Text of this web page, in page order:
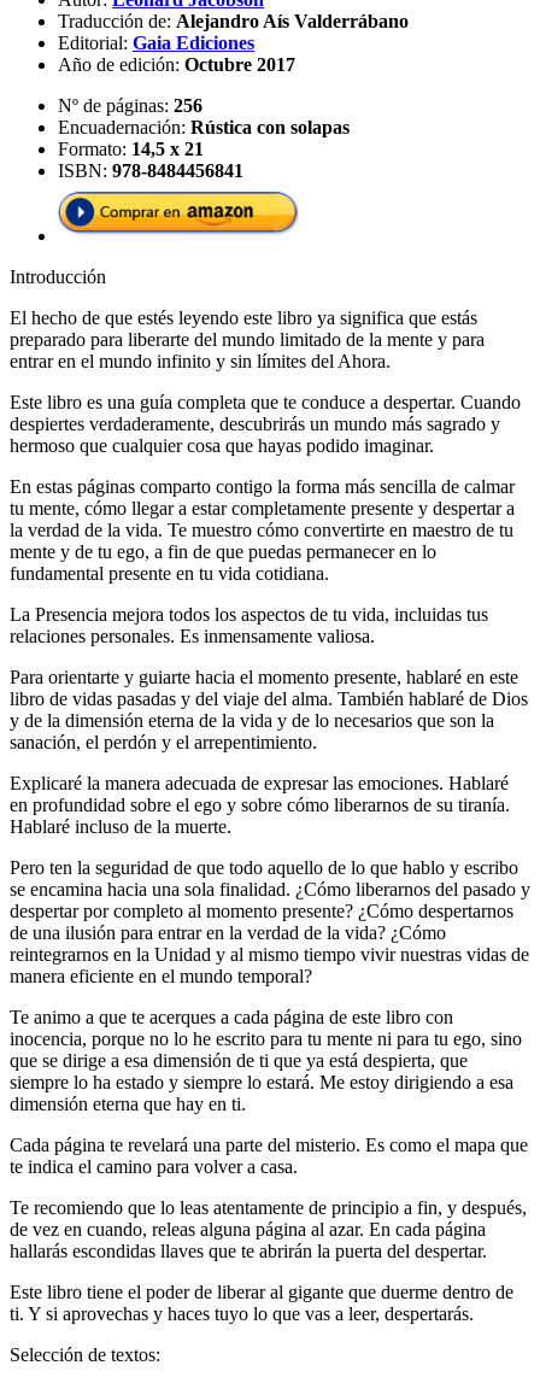
Traducción de: Alejandro Aís Valderrábano
Editorial: Gaia Ediciones
Año de edición: Octubre 2017
Nº de páginas: 256
Encuadernación: Rústica con solapas
Formato: 14,5 x 21
ISBN: 978-8484456841
Introducción
El hecho de que estés leyendo este libro ya significa que estás
preparado para liberarte del mundo limitado de la mente y para
entrar en el mundo infinito y sin límites del Ahora.
Este libro es una guía completa que te conduce a desper­tar. Cuando
despiertes verdaderamente, descubrirás un mun­do más sagrado y
hermoso que cualquier cosa que hayas podido imaginar.
En estas páginas comparto contigo la forma más sencilla de calmar
tu mente, cómo llegar a estar completamente pre­sente y despertar a
la verdad de la vida. Te muestro cómo convertirte en maestro de tu
mente y de tu ego, a fin de que puedas permanecer en lo
fundamental presente en tu vida cotidiana.
La Presencia mejora todos los aspectos de tu vida, inclui­das tus
relaciones personales. Es inmensamente valiosa.
Para orientarte y guiarte hacia el momento presente, habla­ré en este
libro de vidas pasadas y del viaje del alma. También hablaré de Dios
y de la dimensión eterna de la vida y de lo ne­cesarios que son la
sanación, el perdón y el arrepentimiento.
Explicaré la manera adecuada de expresar las emociones. Hablaré
en profundidad sobre el ego y sobre cómo liberarnos de su tiranía.
Hablaré incluso de la muerte.
Pero ten la seguridad de que todo aquello de lo que hablo y escribo
se encamina hacia una sola finalidad. ¿Cómo liberar­nos del pasado y
despertar por completo al momento presen­te? ¿Cómo despertarnos
de una ilusión para entrar en la ver­dad de la vida? ¿Cómo
reintegrarnos en la Unidad y al mismo tiempo vivir nuestras vidas de
manera eficiente en el mundo temporal?
Te animo a que te acerques a cada página de este libro con
inocencia, porque no lo he escrito para tu mente ni para tu ego, sino
que se dirige a esa dimensión de ti que ya está des­pierta, que
siempre lo ha estado y siempre lo estará. Me estoy dirigiendo a esa
dimensión eterna que hay en ti.
Cada página te revelará una parte del misterio. Es como el mapa que
te indica el camino para volver a casa.
Te recomiendo que lo leas atentamente de principio a fin, y después,
de vez en cuando, releas alguna página al azar. En cada página
hallarás escondidas llaves que te abrirán la puerta del despertar.
Este libro tiene el poder de liberar al gigante que duerme dentro de
ti. Y si aprovechas y haces tuyo lo que vas a leer, despertarás.
Selección de textos: